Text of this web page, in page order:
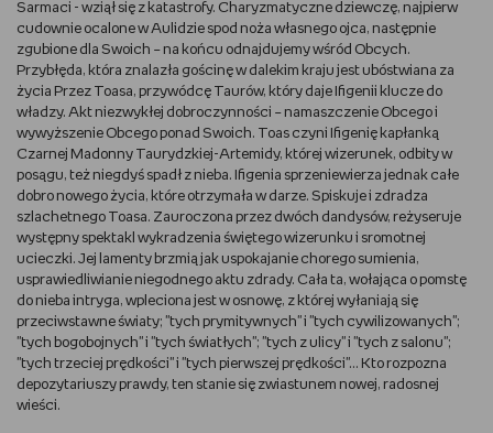
Sarmaci - wziął się z katastrofy. Charyzmatyczne dziewczę, najpierw
cudownie ocalone w Aulidzie spod noża własnego ojca, następnie
zgubione dla Swoich – na końcu odnajdujemy wśród Obcych.
Przybłęda, która znalazła gościnę w dalekim kraju jest ubóstwiana za
życia Przez Toasa, przywódcę Taurów, który daje Ifigenii klucze do
władzy. Akt niezwykłej dobroczynności – namaszczenie Obcego i
wywyższenie Obcego ponad Swoich. Toas czyni Ifigenię kapłanką
Czarnej Madonny Taurydzkiej-Artemidy, której wizerunek, odbity w
posągu, też niegdyś spadł z nieba. Ifigenia sprzeniewierza jednak całe
dobro nowego życia, które otrzymała w darze. Spiskuje i zdradza
szlachetnego Toasa. Zauroczona przez dwóch dandysów, reżyseruje
występny spektakl wykradzenia świętego wizerunku i sromotnej
ucieczki. Jej lamenty brzmią jak uspokajanie chorego sumienia,
usprawiedliwianie niegodnego aktu zdrady. Cała ta, wołająca o pomstę
do nieba intryga, wpleciona jest w osnowę, z której wyłaniają się
przeciwstawne światy; "tych prymitywnych" i "tych cywilizowanych";
"tych bogobojnych" i "tych światłych"; "tych z ulicy" i "tych z salonu";
"tych trzeciej prędkości" i "tych pierwszej prędkości"... Kto rozpozna
depozytariuszy prawdy, ten stanie się zwiastunem nowej, radosnej
wieści.